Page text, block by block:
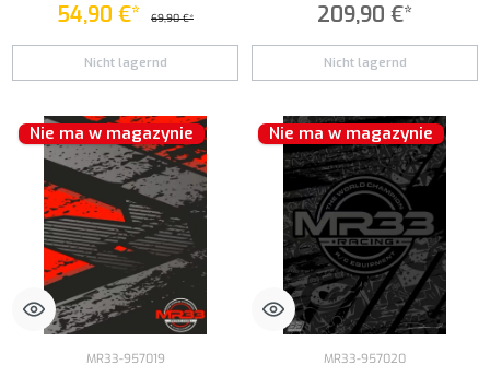
54,90 €* 69,90 €*
Nicht lagernd
209,90 €*
Nicht lagernd
Nie ma w magazynie
MR33-957019
Nie ma w magazynie
MR33-957020